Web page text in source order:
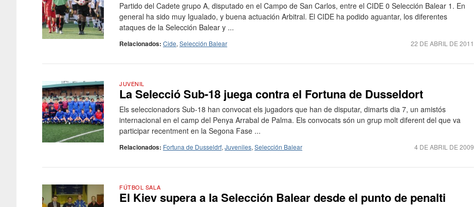
Partido del Cadete grupo A, disputado en el Campo de San Carlos, entre el CIDE 0 Selección Balear 1. En
general ha sido muy Igualado, y buena actuación Arbitral. El CIDE ha podido aguantar, los diferentes
ataques de la Selección Balear y ...
22 DE ABRIL DE 2011
Relacionados: Cide, Selección Balear
JUVENIL
La Selecció Sub-18 juega contra el Fortuna de Dusseldort
Els seleccionadors Sub-18 han convocat els jugadors que han de disputar, dimarts dia 7, un amistós
internacional en el camp del Penya Arrabal de Palma. Els convocats són un grup molt diferent del que va
participar recentment en la Segona Fase ...
4 DE ABRIL DE 2009
Relacionados: Fortuna de Dusseldrf, Juveniles, Selección Balear
FÚTBOL SALA
El Kiev supera a la Selección Balear desde el punto de penalti